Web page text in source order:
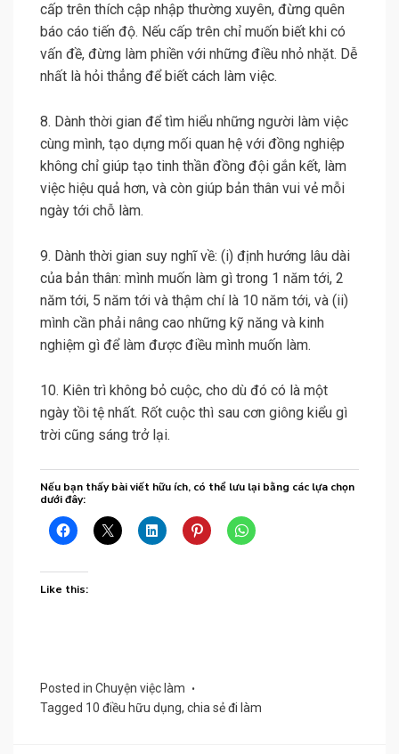
cấp trên thích cập nhập thường xuyên, đừng quên
báo cáo tiến độ. Nếu cấp trên chỉ muốn biết khi có
vấn đề, đừng làm phiền với những điều nhỏ nhặt. Dễ
nhất là hỏi thẳng để biết cách làm việc.
8. Dành thời gian để tìm hiểu những người làm việc
cùng mình, tạo dựng mối quan hệ với đồng nghiệp
không chỉ giúp tạo tinh thần đồng đội gắn kết, làm
việc hiệu quả hơn, và còn giúp bản thân vui vẻ mỗi
ngày tới chỗ làm.
9. Dành thời gian suy nghĩ về: (i) định hướng lâu dài
của bản thân: mình muốn làm gì trong 1 năm tới, 2
năm tới, 5 năm tới và thậm chí là 10 năm tới, và (ii)
mình cần phải nâng cao những kỹ năng và kinh
nghiệm gì để làm được điều mình muốn làm.
10. Kiên trì không bỏ cuộc, cho dù đó có là một
ngày tồi tệ nhất. Rốt cuộc thì sau cơn giông kiểu gì
trời cũng sáng trở lại.
Nếu bạn thấy bài viết hữu ích, có thể lưu lại bằng các lựa chọn
dưới đây:
Like this:
Posted in Chuyện việc làm
Tagged 10 điều hữu dụng, chia sẻ đi làm